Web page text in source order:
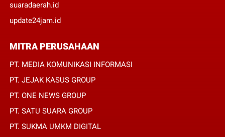
suaradaerah.id
update24jam.id
MITRA PERUSAHAAN
PT. MEDIA KOMUNIKASI INFORMASI
PT. JEJAK KASUS GROUP
PT. ONE NEWS GROUP
PT. SATU SUARA GROUP
PT. SUKMA UMKM DIGITAL